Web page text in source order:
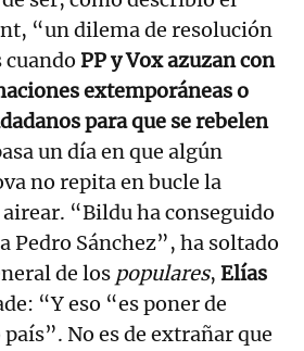
“un dilema de resolución
PP y Vox azuzan con
extemporáneas o
para que se rebelen
un día en que algún
no repita en bucle la
“Bildu ha conseguido
Pedro Sánchez”, ha soltado
de los populares, Elías
“Y eso “es poner de
No es de extrañar que